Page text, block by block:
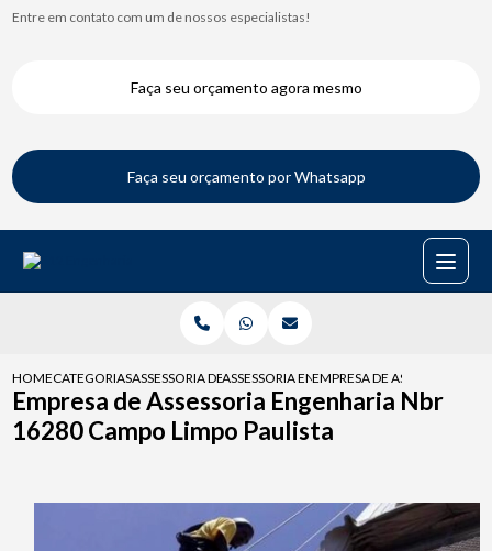
Entre em contato com um de nossos especialistas!
Faça seu orçamento agora mesmo
Faça seu orçamento por Whatsapp
HOMECATEGORIASASSESSORIA DE ENGENHARIAASSESSORIA ENGENHARIA PARA LAUDOS
EMPRESA DE ASSESSORIA
Empresa de Assessoria Engenharia Nbr
16280 Campo Limpo Paulista